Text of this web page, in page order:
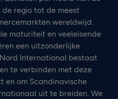
regio tot de meest
wereldwijd.
maturiteit en veeleisende
een uitzonderlijke
International bestaat
te verbinden met deze
en om Scandinavische
uit te breiden. We